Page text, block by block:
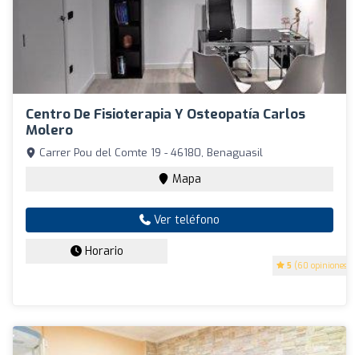
Centro De Fisioterapia Y Osteopatía Carlos
Molero
5 (60 opiniones)
Carrer Pou del Comte 19 - 46180, Benaguasil
Mapa
Ver teléfono
Horario